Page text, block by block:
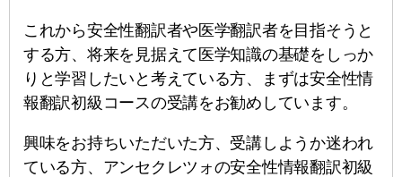
これから安全性翻訳者や医学翻訳者を目指そうと
する方、将来を見据えて医学知識の基礎をしっか
りと学習したいと考えている方、まずは安全性情
報翻訳初級コースの受講をお勧めしています。
興味をお持ちいただいた方、受講しようか迷われ
ている方、アンセクレツォの安全性情報翻訳初級